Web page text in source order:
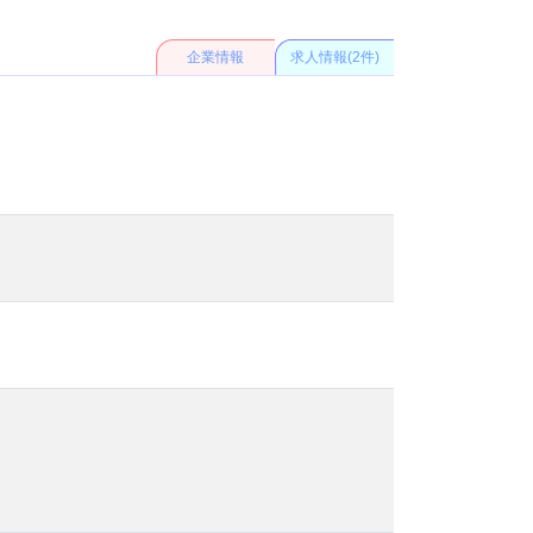
求人情報(2件)
企業情報